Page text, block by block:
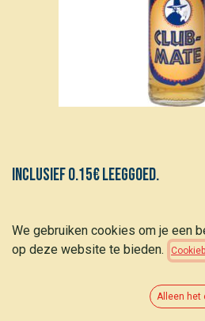
Inclusief 0.15€ leeggoed.
Club Mate 50cl
1,70€
We gebruiken cookies om je een
op deze website te bieden.
Alleen het